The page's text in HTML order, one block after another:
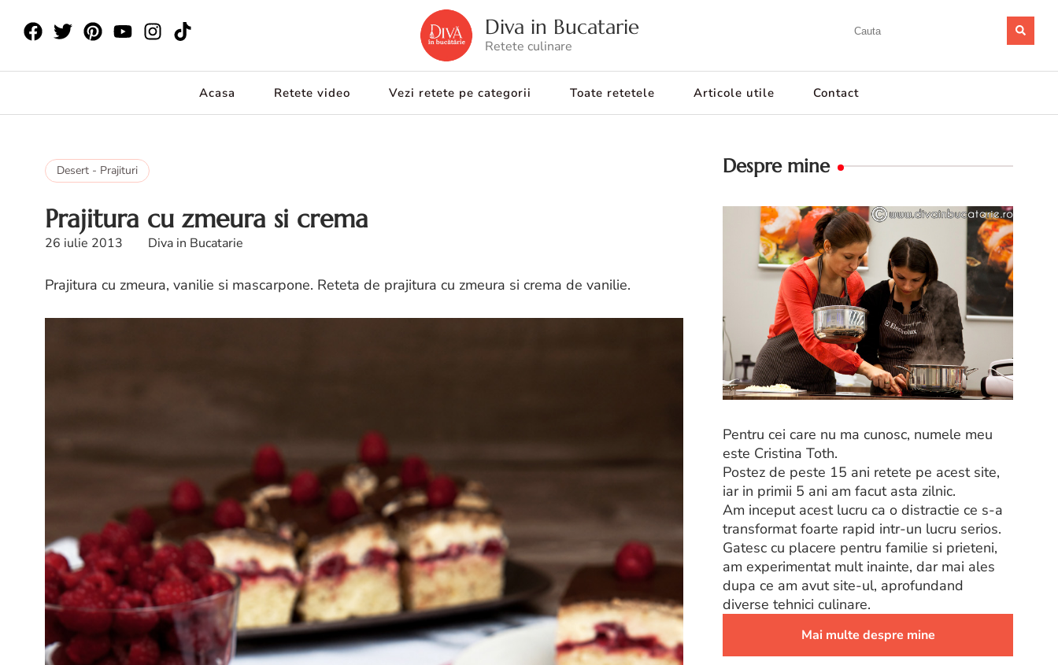
Diva in Bucatarie
Retete culinare
Acasa Retete video Vezi retete pe categorii Toate retetele Articole utile Contact
Desert - Prajituri
Prajitura cu zmeura si crema
26 iulie 2013 Diva in Bucatarie
Prajitura cu zmeura, vanilie si mascarpone. Reteta de prajitura cu zmeura si crema de vanilie.
Despre mine
Pentru cei care nu ma cunosc, numele meu
este Cristina Toth.
Postez de peste 15 ani retete pe acest site,
iar in primii 5 ani am facut asta zilnic.
Am inceput acest lucru ca o distractie ce s-a
transformat foarte rapid intr-un lucru serios.
Gatesc cu placere pentru familie si prieteni,
am experimentat mult inainte, dar mai ales
dupa ce am avut site-ul, aprofundand
diverse tehnici culinare.
Mai multe despre mine